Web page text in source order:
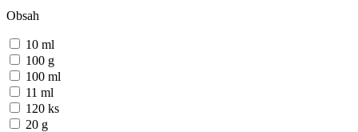
Obsah
10 ml
100 g
100 ml
11 ml
120 ks
20 g